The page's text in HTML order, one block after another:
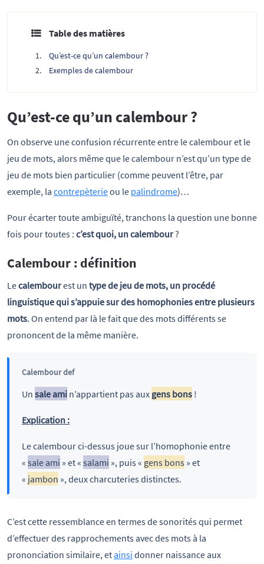
Table des matières
Qu’est-ce qu’un calembour ?
Exemples de calembour
Qu’est-ce qu’un calembour ?
On observe une confusion récurrente entre le calembour et le
jeu de mots, alors même que le calembour n’est qu’un type de
jeu de mots bien particulier (comme peuvent l’être, par
exemple, la contrepèterieou le palindrome)…
Pour écarter toute ambiguïté, tranchons la question une bonne
fois pour toutes : c’est quoi, un calembour?
Calembour : définition
Lecalembourest un type de jeu de mots, un procédé
linguistique qui s’appuie sur des homophonies entre plusieurs
mots. On entend par là le fait que des mots différents se
prononcent de la même manière.
Calembour def
Un sale amin’appartient pas aux gens bons!
Explication :
Le calembour ci-dessus joue sur l’homophonie entre
« sale ami » et « salami », puis « gens bons » et
« jambon », deux charcuteries distinctes.
C’est cette ressemblance en termes de sonorités qui permet
d’effectuer des rapprochements avec des mots à la
prononciation similaire, etainsi donner naissance aux